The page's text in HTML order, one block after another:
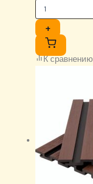
+
К сравнению